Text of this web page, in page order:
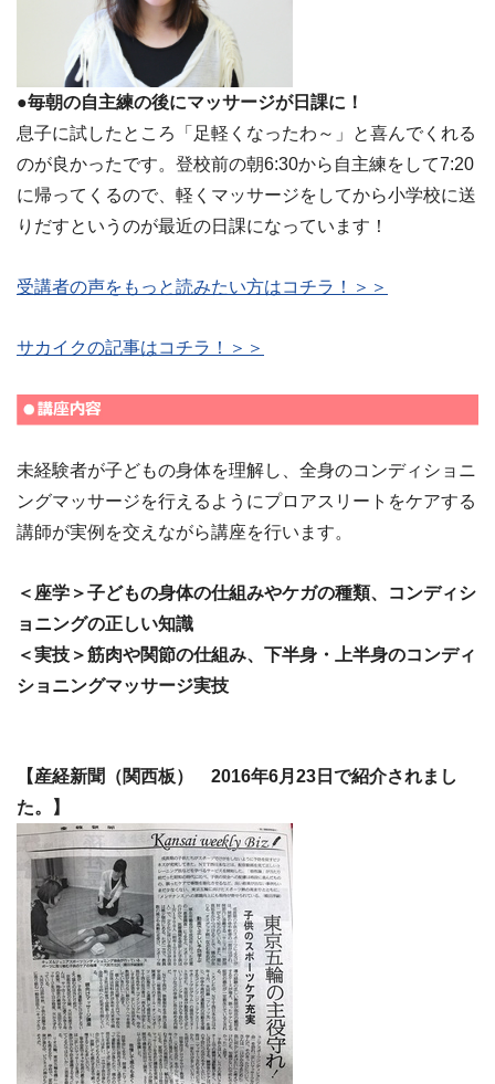
●毎朝の自主練の後にマッサージが日課に！
息子に試したところ「足軽くなったわ～」と喜んでくれる
のが良かったです。登校前の朝6:30から自主練をして7:20
に帰ってくるので、軽くマッサージをしてから小学校に送
りだすというのが最近の日課になっています！
受講者の声をもっと読みたい方はコチラ！＞＞
サカイクの記事はコチラ！＞＞
未経験者が子どもの身体を理解し、全身のコンディショニ
ングマッサージを行えるようにプロアスリートをケアする
講師が実例を交えながら講座を行います。
＜座学＞子どもの身体の仕組みやケガの種類、コンディシ
ョニングの正しい知識
＜実技＞筋肉や関節の仕組み、下半身・上半身のコンディ
ショニングマッサージ実技
【産経新聞（関西板） 2016年6月23日で紹介されまし
た。】